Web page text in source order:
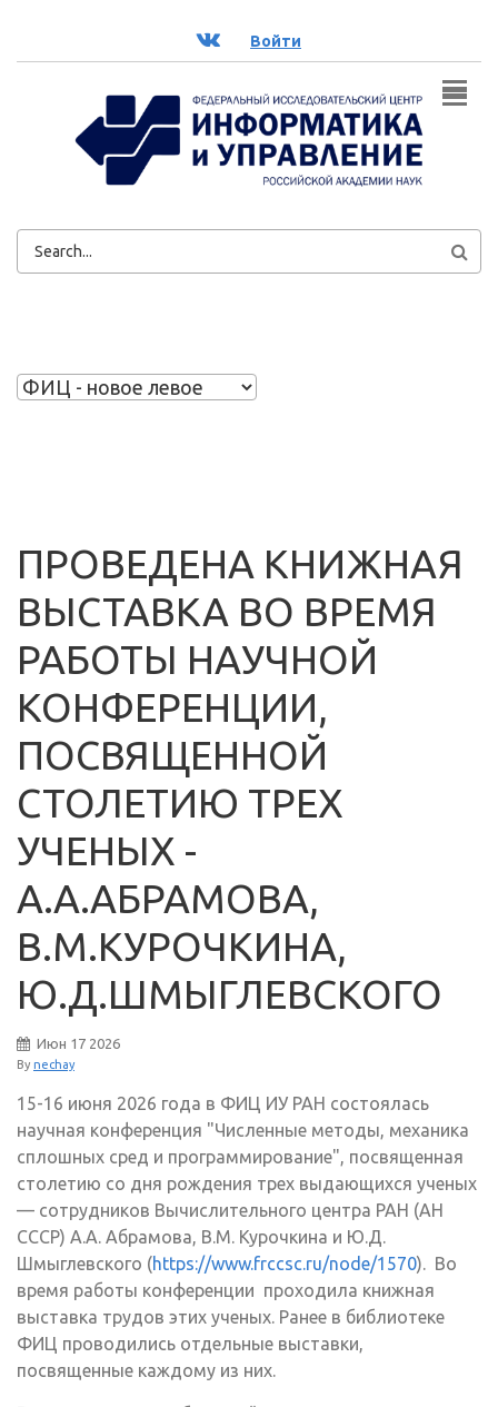
ВК Войти
ФОРМА
ПРОВЕДЕНА КНИЖНАЯ
ВЫСТАВКА ВО ВРЕМЯ
РАБОТЫ НАУЧНОЙ
КОНФЕРЕНЦИИ,
ПОСВЯЩЕННОЙ
СТОЛЕТИЮ ТРЕХ
УЧЕНЫХ -
А.А.АБРАМОВА,
В.М.КУРОЧКИНА,
Ю.Д.ШМЫГЛЕВСКОГО
Июн 17 2026
By nechay
15-16 июня 2026 года в ФИЦ ИУ РАН состоялась
научная конференция "Численные методы, механика
сплошных сред и программирование", посвященная
столетию со дня рождения трех выдающихся ученых
— сотрудников Вычислительного центра РАН (АН
СССР) А.А. Абрамова, В.М. Курочкина и Ю.Д.
Шмыглевского (https://www.frccsc.ru/node/1570). Во
время работы конференции проходила книжная
выставка трудов этих ученых. Ранее в библиотеке
ФИЦ проводились отдельные выставки,
посвященные каждому из них.